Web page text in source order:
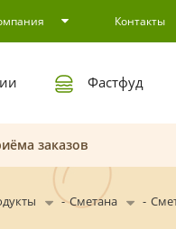
Контакты
Фастфуд
заказов
- Сметана -